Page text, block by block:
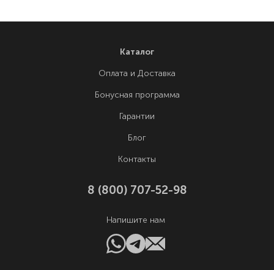
Каталог
Оплата и Доставка
Бонусная программа
Гарантии
Блог
Контакты
8 (800) 707-52-98
Напишите нам